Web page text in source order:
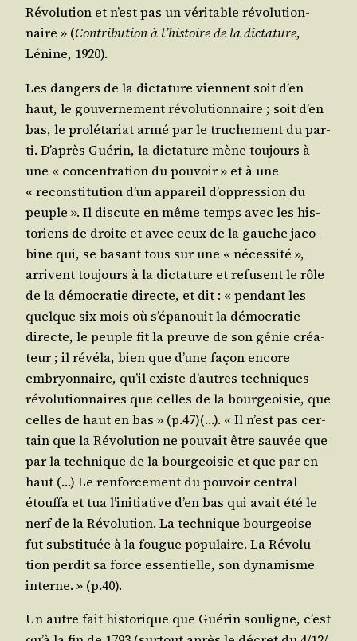
Révo­lu­tion et n’est pas un véri­table révo­lu­tion­
naire » (Contri­bu­tion à l’his­toire de la dic­ta­ture,
Lénine, 1920).
Les dan­gers de la dic­ta­ture viennent soit d’en
haut, le gou­ver­ne­ment révo­lu­tion­naire ; soit d’en
bas, le pro­lé­ta­riat armé par le tru­che­ment du par­
ti. D’a­près Gué­rin, la dic­ta­ture mène tou­jours à
une « concen­tra­tion du pou­voir » et à une
« recons­ti­tu­tion d’un appa­reil d’op­pres­sion du
peuple ». Il dis­cute en même temps avec les his­
to­riens de droite et avec ceux de la gauche jaco­
bine qui, se basant tous sur une « néces­si­té »,
arrivent tou­jours à la dic­ta­ture et refusent le rôle
de la démo­cra­tie directe, et dit : « pen­dant les
quelque six mois où s’é­pa­nouit la démo­cra­tie
directe, le peuple fit la preuve de son génie créa­
teur ; il révé­la, bien que d’une façon encore
embryon­naire, qu’il existe d’autres tech­niques
révo­lu­tion­naires que celles de la bour­geoi­sie, que
celles de haut en bas » (p.47)(…). « Il n’est pas cer­
tain que la Révo­lu­tion ne pou­vait être sau­vée que
par la tech­nique de la bour­geoi­sie et que par en
haut (…) Le ren­for­ce­ment du pou­voir cen­tral
étouf­fa et tua l’i­ni­tia­tive d’en bas qui avait été le
nerf de la Révo­lu­tion. La tech­nique bour­geoise
fut sub­sti­tuée à la fougue popu­laire. La Révo­lu­
tion per­dit sa force essen­tielle, son dyna­misme
interne. » (p.40).
Un autre fait his­to­rique que Gué­rin sou­ligne, c’est